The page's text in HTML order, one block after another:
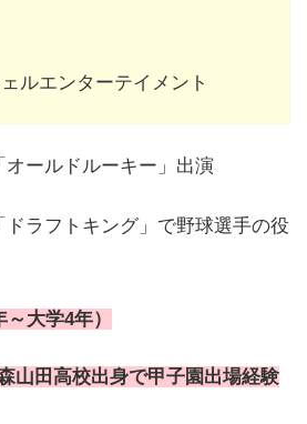
ルエンターテイメント
ールドルーキー」出演
ラフトキング」で野球選手の役
大学4年）
山田高校出身で甲子園出場経験